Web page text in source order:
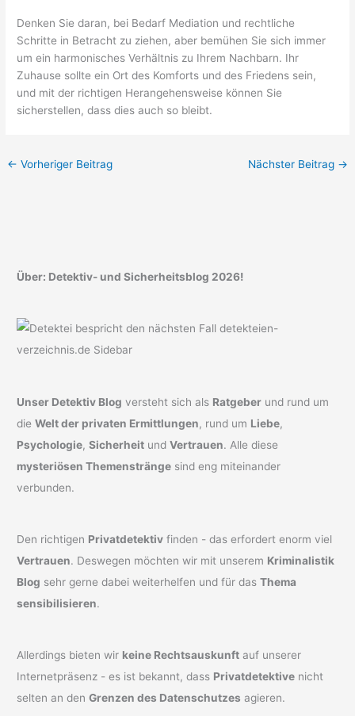
Denken Sie daran, bei Bedarf Mediation und rechtliche
Schritte in Betracht zu ziehen, aber bemühen Sie sich immer
um ein harmonisches Verhältnis zu Ihrem Nachbarn. Ihr
Zuhause sollte ein Ort des Komforts und des Friedens sein,
und mit der richtigen Herangehensweise können Sie
sicherstellen, dass dies auch so bleibt.
← Vorheriger Beitrag Nächster Beitrag →
Über: Detektiv- und Sicherheitsblog 2026!
Unser Detektiv Blog versteht sich als Ratgeber und rund um
dieWelt der privaten Ermittlungen, rund um Liebe,
Psychologie,Sicherheit undVertrauen. Alle diese
mysteriösen Themenstränge sind eng miteinander
verbunden.
Den richtigen Privatdetektiv finden - das erfordert enorm viel
Vertrauen. Deswegen möchten wir mit unserem Kriminalistik
Blog sehr gerne dabei weiterhelfen und für dasThema
sensibilisieren.
Allerdings bieten wir keine Rechtsauskunft auf unserer
Internetpräsenz - es ist bekannt, dass Privatdetektive nicht
selten an denGrenzen des Datenschutzes agieren.